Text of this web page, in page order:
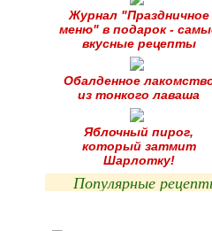
Журнал "Праздничное
меню" в подарок -
вкусные рецепты
Обалденное
из тонкого лаваша
Яблочный пирог,
который затмит
Шарлотку!
Популярные